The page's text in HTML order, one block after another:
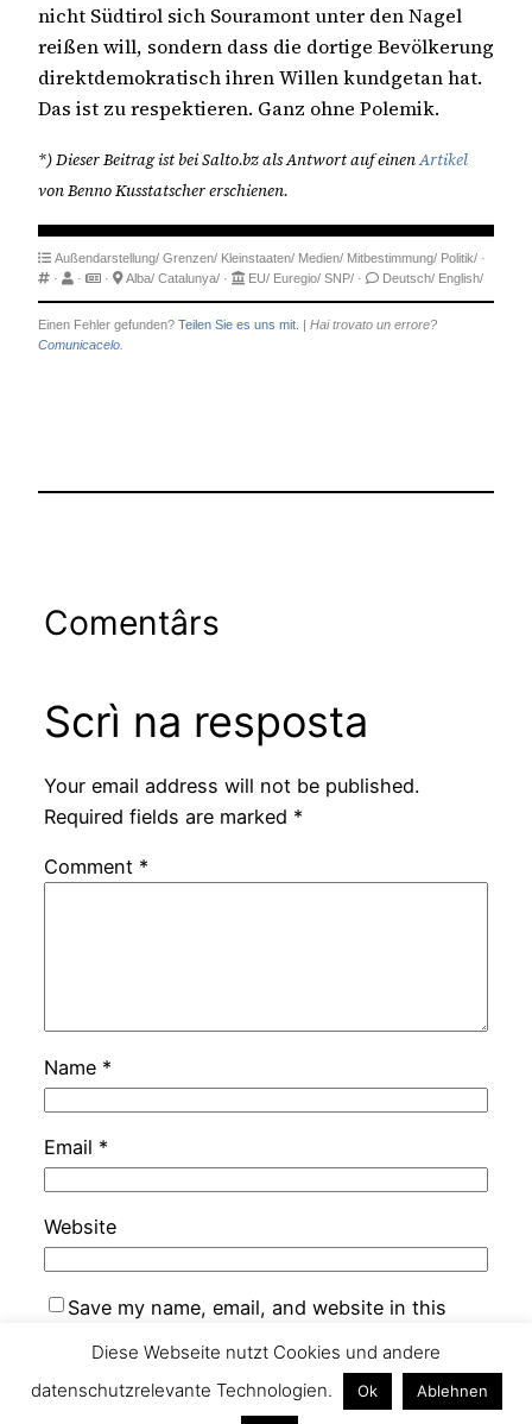
nicht Südtirol sich Souramont unter den Nagel
reißen will, sondern dass die dortige Bevölkerung
direktdemokratisch ihren Willen kundgetan hat.
Das ist zu respektieren. Ganz ohne Polemik.
*) Dieser Beitrag ist bei Salto.bz als Antwort auf einenArtikel
von Benno Kusstatscher erschienen.
Außendarstellung/ Grenzen/ Kleinstaaten/ Medien/ Mitbestimmung/ Politik/ ·
·
· · Alba/ Catalunya/ · EU/ Euregio/ SNP/ · Deutsch/ English/
Einen Fehler gefunden? Teilen Sie es uns mit. | Hai trovato un errore?
Comunicacelo.
Comentârs
Scrì na resposta
Your email address will not be published.
Required fields are marked *
Comment *
Name *
Email *
Website
Save my name, email, and website in this
Diese Webseite nutzt Cookies und andere
datenschutzrelevante Technologien.
Ok Ablehnen